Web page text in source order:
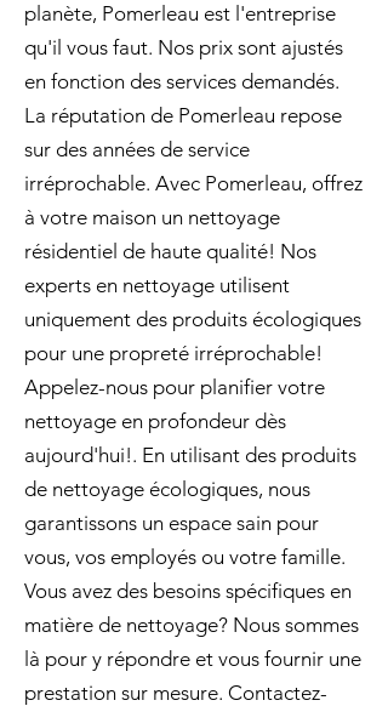
planète, Pomerleau est l'entreprise
qu'il vous faut. Nos prix sont ajustés
en fonction des services demandés.
La réputation de Pomerleau repose
sur des années de service
irréprochable. Avec Pomerleau, offrez
à votre maison un nettoyage
résidentiel de haute qualité! Nos
experts en nettoyage utilisent
uniquement des produits écologiques
pour une propreté irréprochable!
Appelez-nous pour planifier votre
nettoyage en profondeur dès
aujourd'hui!. En utilisant des produits
de nettoyage écologiques, nous
garantissons un espace sain pour
vous, vos employés ou votre famille.
Vous avez des besoins spécifiques en
matière de nettoyage? Nous sommes
là pour y répondre et vous fournir une
prestation sur mesure. Contactez-